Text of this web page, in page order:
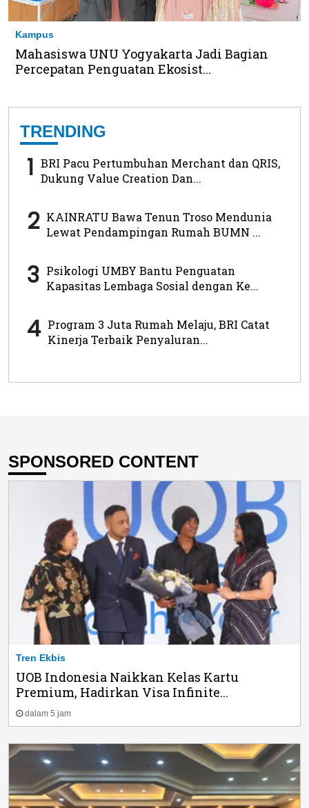
Kampus
Mahasiswa UNU Yogyakarta Jadi Bagian
Percepatan Penguatan Ekosist...
TRENDING
1 BRI Pacu Pertumbuhan Merchant dan QRIS,
Dukung Value Creation Dan...
2 KAINRATU Bawa Tenun Troso Mendunia
Lewat Pendampingan Rumah BUMN ...
3 Psikologi UMBY Bantu Penguatan
Kapasitas Lembaga Sosial dengan Ke...
4 Program 3 Juta Rumah Melaju, BRI Catat
Kinerja Terbaik Penyaluran...
SPONSORED CONTENT
Tren Ekbis
UOB Indonesia Naikkan Kelas Kartu
Premium, Hadirkan Visa Infinite...
dalam 5 jam